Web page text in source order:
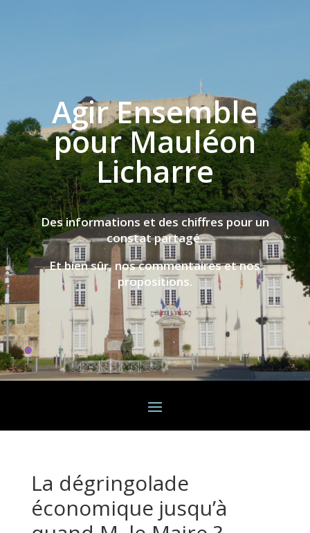
Agir Ensemble
pour Mauléon
Licharre
Des informations et des chiffres pour un
constat partagé.
Et bien sûr, nos commentaires et nos
propositions.
La dégringolade
économique jusqu’à